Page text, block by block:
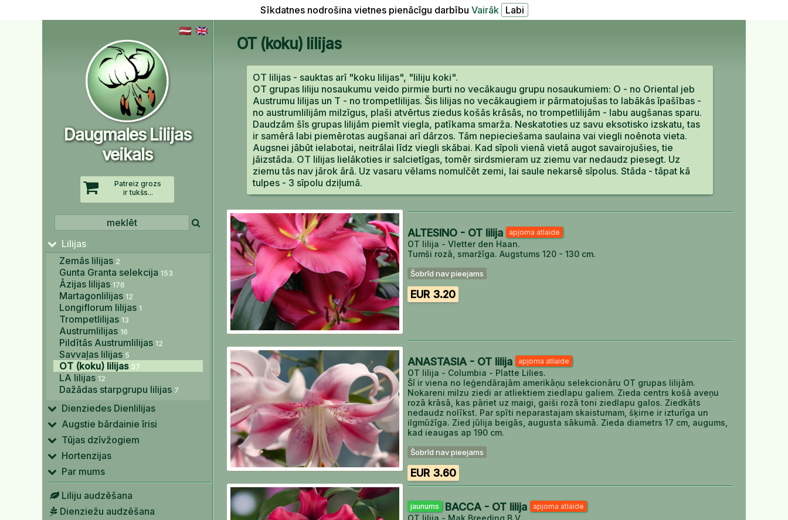
Sīkdatnes nodrošina vietnes pienācīgu darbību Vairāk
Daugmales Lilijas
veikals
Patreiz grozs
ir tukšs...
Lilijas
Zemās lilijas 2
Gunta Granta selekcija 153
Āzijas lilijas 176
Martagonlilijas 12
Longiflorum lilijas 1
Trompetlilijas 13
Austrumlilijas 16
Pildītās Austrumlilijas 12
Savvaļas lilijas 5
OT (koku) lilijas 37
LA lilijas 12
Dažādas starpgrupu lilijas 7
Dienziedes Dienlilijas
Augstie bārdainie īrisi
Tūjas dzīvžogiem
Hortenzijas
Par mums
Liliju audzēšana
Dienziežu audzēšana
OT (koku) lilijas
OT lilijas - sauktas arī "koku lilijas", "liliju koki".
OT grupas liliju nosaukumu veido pirmie burti no vecākaugu grupu nosaukumiem: O - no Oriental jeb
Austrumu lilijas un T - no trompetlilijas. Šis lilijas no vecākaugiem ir pārmatojušas to labākās īpašības -
no austrumlilijām milzīgus, plaši atvērtus ziedus košās krāsās, no trompetlilijām - labu augšanas sparu.
Daudzām šīs grupas lilijām piemīt viegla, patīkama smarža. Neskatoties uz savu eksotisko izskatu, tas
ir samērā labi piemērotas augšanai arī dārzos. Tām nepieciešama saulaina vai viegli noēnota vieta.
Augsnei jābūt ielabotai, neitrālai līdz viegli skābai. Kad sīpoli vienā vietā augot savairojušies, tie
jāizstāda. OT lilijas lielākoties ir salcietīgas, tomēr sirdsmieram uz ziemu var nedaudz piesegt. Uz
ziemu tās nav jārok ārā. Uz vasaru vēlams nomulčēt zemi, lai saule nekarsē sīpolus. Stāda - tāpat kā
tulpes - 3 sīpolu dziļumā.
ALTESINO - OT lilija apjoma atlaide
OT lilija - Vletter den Haan.
Tumši rozā, smaržīga. Augstums 120 - 130 cm.
Šobrīd nav pieejams
EUR 3.20
ANASTASIA - OT lilija apjoma atlaide
OT lilija - Columbia - Platte Lilies.
Šī ir viena no leģendārajām amerikāņu selekcionāru OT grupas lilijām.
Nokareni milzu ziedi ar atliektiem ziedlapu galiem. Zieda centrs košā aveņu
rozā krāsā, kas pāriet uz maigi, gaiši rozā toni ziedlapu galos. Ziedkāts
nedaudz nolīkst. Par spīti neparastajam skaistumam, šķirne ir izturīga un
ilgmūžīga. Zied jūlija beigās, augusta sākumā. Zieda diametrs 17 cm, augums,
kad ieaugas ap 190 cm.
Šobrīd nav pieejams
EUR 3.60
jaunums BACCA - OT lilija apjoma atlaide
OT lilija - Mak Breeding B.V.